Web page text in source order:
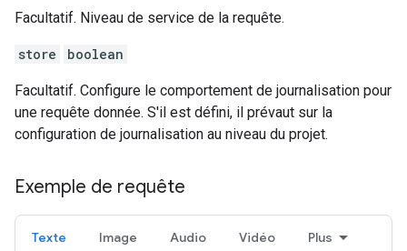
Facultatif. Niveau de service de la requête.
store boolean
Facultatif. Configure le comportement de journalisation pour
une requête donnée. S'il est défini, il prévaut sur la
configuration de journalisation au niveau du projet.
Exemple de requête
Texte Image Audio Vidéo Plus